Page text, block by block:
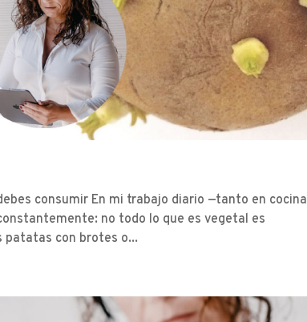
consumir En mi trabajo diario —tanto en cocina
no todo lo que es vegetal es
patatas con brotes o...